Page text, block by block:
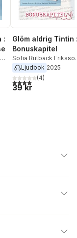
:
antal röster:
Glöm aldrig Tintin
Bonuskapitel
Sofia Rutbäck
Sanam Gharaee
Ljudbok 2025
4,0utav 5 stjärnor.
(4)
39 kr